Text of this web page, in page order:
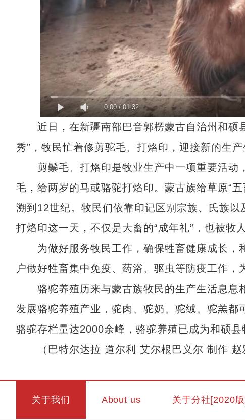
0:00/ 01:32
近日，在新疆南部巴音郭楞蒙古自治州和硕
秀”，牧民忙着修剪驼毛、打烙印，迎接新的生产
剪鬃毛、打烙印是牧业生产中一项重要活动
毛，给两岁的马或骆驼打烙印。蒙古族给草原“
溯到12世纪。牧民们依靠印记区别宗族、氏族以
打烙印这一天，不仅是大畜的“成年礼”，也被牧
为做好服务牧民工作，确保牲畜健康成长，
户做好牲畜集中免疫、药浴、驱虫等防疫工作，
骆驼养殖历来与蒙古族牧民的生产生活息息
发展骆驼养殖产业，驼肉、驼奶、驼绒、驼羔
骆驼存栏量达2000余峰，骆驼养殖已成为和硕县
（巴特尔达拉 道尔利 艾尔根巴义尔 制作 赵
关于我们 About us 关于分社[2020